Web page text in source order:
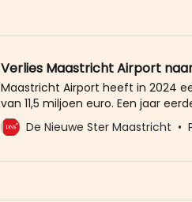
Verlies Maastricht Airport naar
Maastricht Airport heeft in 2024
van 11,5 miljoen euro. Een jaar
6,8 miljoen. Ook dit jaar verwacht
verlies te lijden. Ondanks de al
winst te gaan maken. Uit de
De Nieuwe Ster Maastricht